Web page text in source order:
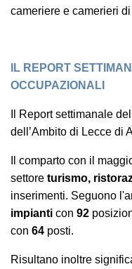
cameriere e camerieri
IL REPORT
OCCUPAZIONALI
Il Report settimanale
dell’Ambito di Lecce di
Il comparto con il
settore turismo,
inserimenti. Seguono
impianti con 92
con 64 posti.
Risultano inoltre